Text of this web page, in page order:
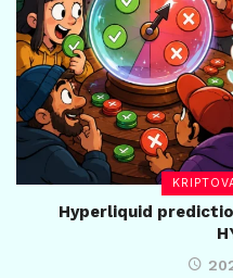
Hyperliquid